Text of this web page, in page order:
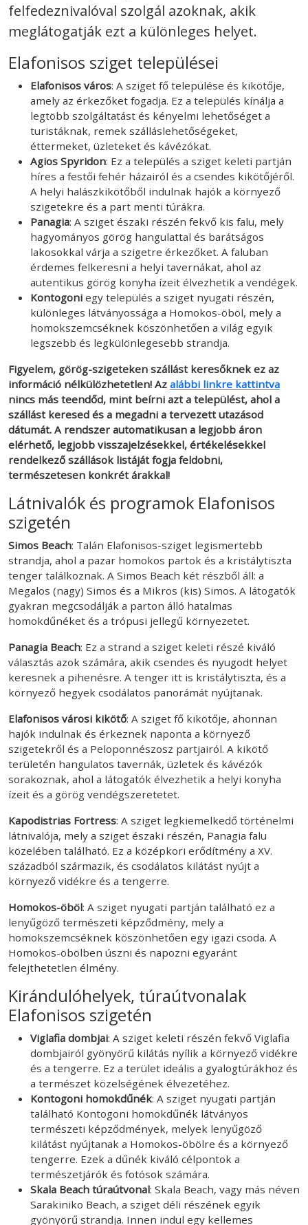
felfedeznivalóval szolgál azoknak, akik
meglátogatják ezt a különleges helyet.
Elafonisos sziget települései
Elafonisos város: A sziget fő települése és kikötője,
amely az érkezőket fogadja. Ez a település kínálja a
legtöbb szolgáltatást és kényelmi lehetőséget a
turistáknak, remek szálláslehetőségeket,
éttermeket, üzleteket és kávézókat.
Agios Spyridon: Ez a település a sziget keleti partján
híres a festői fehér házairól és a csendes kikötőjéről.
A helyi halászkikötőből indulnak hajók a környező
szigetekre és a part menti túrákra.
Panagia: A sziget északi részén fekvő kis falu, mely
hagyományos görög hangulattal és barátságos
lakosokkal várja a szigetre érkezőket. A faluban
érdemes felkeresni a helyi tavernákat, ahol az
autentikus görög konyha ízeit élvezhetik a vendégek.
Kontogoni egy település a sziget nyugati részén,
különleges látványossága a Homokos-öböl, mely a
homokszemcséknek köszönhetően a világ egyik
legszebb és legkülönlegesebb strandja.
Figyelem, görög-szigeteken szállást keresőknek ez az
információ nélkülözhetetlen! Az alábbi linkre kattintva
nincs más teendőd, mint beírni azt a települést, ahol a
szállást keresed és a megadni a tervezett utazásod
dátumát. A rendszer automatikusan a legjobb áron
elérhető, legjobb visszajelzésekkel, értékelésekkel
rendelkező szállások listáját fogja feldobni,
természetesen konkrét árakkal!
Látnivalók és programok Elafonisos
szigetén
Simos Beach: Talán Elafonisos-sziget legismertebb
strandja, ahol a pazar homokos partok és a kristálytiszta
tenger találkoznak. A Simos Beach két részből áll: a
Megalos (nagy) Simos és a Mikros (kis) Simos. A látogatók
gyakran megcsodálják a parton álló hatalmas
homokdűnéket és a trópusi jellegű környezetet.
Panagia Beach: Ez a strand a sziget keleti részé kiváló
választás azok számára, akik csendes és nyugodt helyet
keresnek a pihenésre. A tenger itt is kristálytiszta, és a
környező hegyek csodálatos panorámát nyújtanak.
Elafonisos városi kikötő: A sziget fő kikötője, ahonnan
hajók indulnak és érkeznek naponta a környező
szigetekről és a Peloponnészosz partjairól. A kikötő
területén hangulatos tavernák, üzletek és kávézók
sorakoznak, ahol a látogatók élvezhetik a helyi konyha
ízeit és a görög vendégszeretetet.
Kapodistrias Fortress: A sziget legkiemelkedő történelmi
látnivalója, mely a sziget északi részén, Panagia falu
közelében található. Ez a középkori erődítmény a XV.
századból származik, és csodálatos kilátást nyújt a
környező vidékre és a tengerre.
Homokos-öböl: A sziget nyugati partján található ez a
lenyűgöző természeti képződmény, mely a
homokszemcséknek köszönhetően egy igazi csoda. A
Homokos-öbölben úszni és napozni egyaránt
felejthetetlen élmény.
Kirándulóhelyek, túraútvonalak
Elafonisos szigetén
Viglafia dombjai: A sziget keleti részén fekvő Viglafia
dombjairól gyönyörű kilátás nyílik a környező vidékre
és a tengerre. Ez a terület ideális a gyalogtúrákhoz és
a természet közelségének élvezetéhez.
Kontogoni homokdűnék: A sziget nyugati partján
található Kontogoni homokdűnék látványos
természeti képződmények, melyek lenyűgöző
kilátást nyújtanak a Homokos-öbölre és a környező
tengerre. Ezek a dűnék kiváló célpontok a
természetjárók és fotósok számára.
Skala Beach túraútvonal: Skala Beach, vagy más néven
Sarakiniko Beach, a sziget déli részének egyik
gyönyörű strandja. Innen indul egy kellemes